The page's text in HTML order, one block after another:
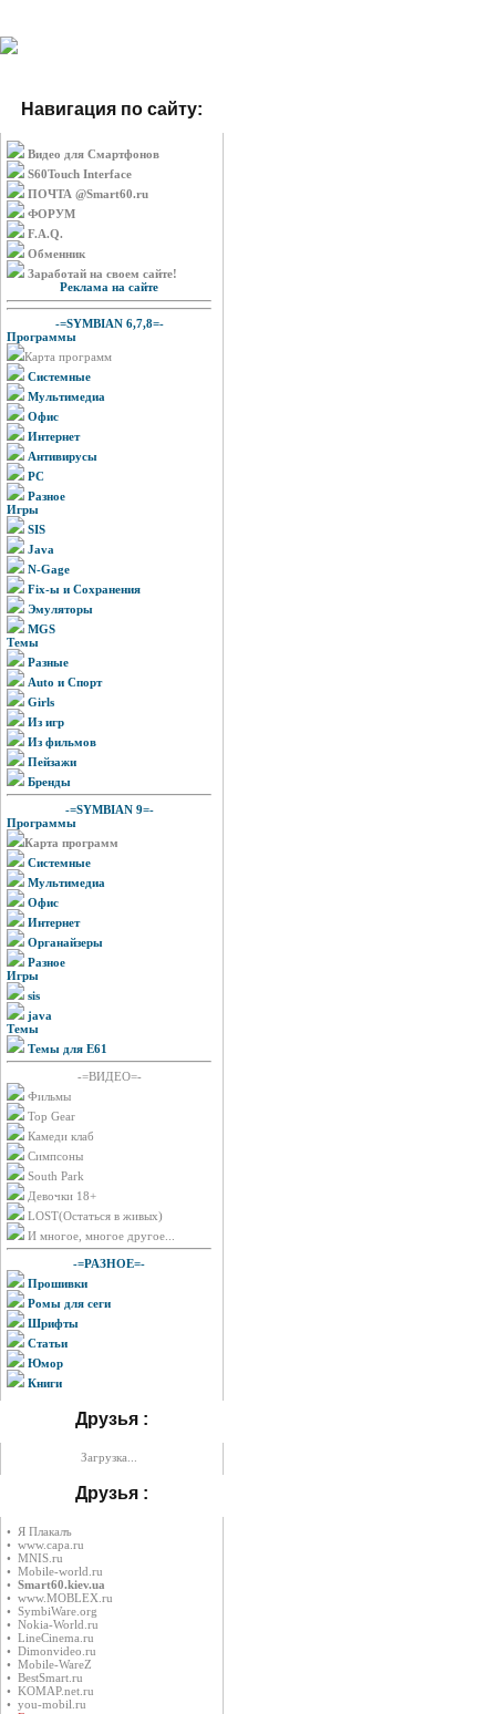
Навигация по сайту:
Видео для Смартфонов
S60Touch Interface
ПОЧТА @Smart60.ru
ФОРУМ
F.A.Q.
Обменник
Заработай на своем сайте!
Реклама на сайте
-=SYMBIAN 6,7,8=-
Программы
Карта программ
Системные
Мультимедиа
Офис
Интернет
Антивирусы
PC
Разное
Игры
SIS
Java
N-Gage
Fix-ы и Сохранения
Эмуляторы
MGS
Темы
Разные
Auto и Спорт
Girls
Из игр
Из фильмов
Пейзажи
Бренды
-=SYMBIAN 9=-
Программы
Карта программ
Системные
Мультимедиа
Офис
Интернет
Органайзеры
Разное
Игры
sis
java
Темы
Темы для E61
-=ВИДЕО=-
Фильмы
Top Gear
Камеди клаб
Симпсоны
South Park
Девочки 18+
LOST(Остаться в живых)
И многое, многое другое...
-=РАЗНОЕ=-
Прошивки
Ромы для сеги
Шрифты
Статьи
Юмор
Книги
Друзья :
Загрузка...
Друзья :
• Я Плакалъ
• www.capa.ru
• MNIS.ru
• Mobile-world.ru
• Smart60.kiev.ua
• www.MOBLEX.ru
• SymbiWare.org
• Nokia-World.ru
• LineCinema.ru
• Dimonvideo.ru
• Mobile-WareZ
• BestSmart.ru
• KOMAP.net.ru
• you-mobil.ru